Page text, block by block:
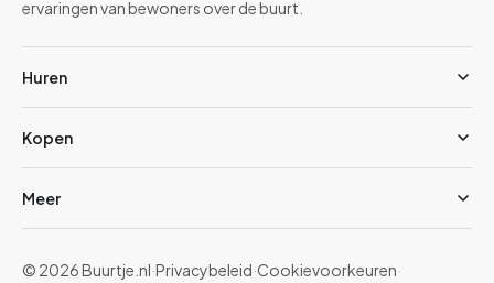
ervaringen van bewoners over de buurt.
Huren
Kopen
Meer
© 2026 Buurtje.nl·Privacybeleid·Cookievoorkeuren·